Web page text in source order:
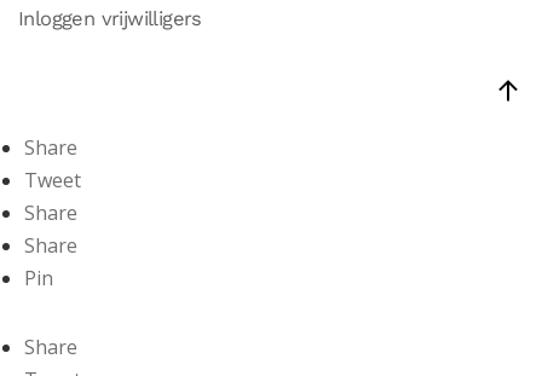
Inloggen vrijwilligers
Share
Tweet
Share
Share
Pin
Share